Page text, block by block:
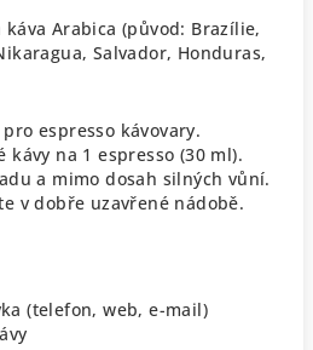
káva Arabica (původ: Brazílie,
Salvador, Honduras,
espresso kávovary.
kávy na 1 espresso (30 ml).
a mimo dosah silných vůní.
v dobře uzavřené nádobě.
(telefon, web, e-mail)